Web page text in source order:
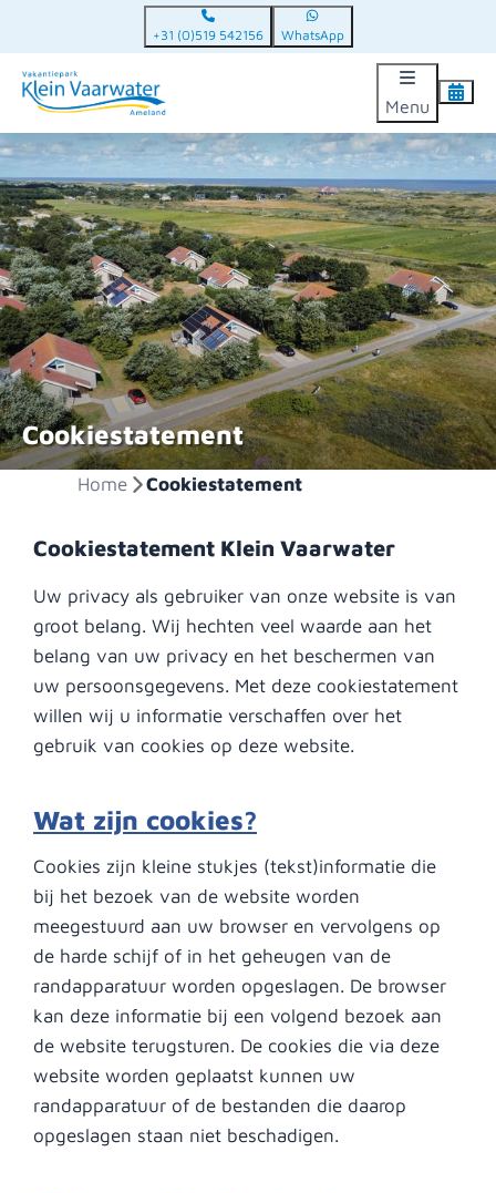
+31 (0)519 542156 WhatsApp
Menu
Cookiestatement
Home Cookiestatement
Cookiestatement Klein Vaarwater
Uw privacy als gebruiker van onze website is van
groot belang. Wij hechten veel waarde aan het
belang van uw privacy en het beschermen van
uw persoonsgegevens. Met deze cookiestatement
willen wij u informatie verschaffen over het
gebruik van cookies op deze website.
Wat zijn cookies?
Cookies zijn kleine stukjes (tekst)informatie die
bij het bezoek van de website worden
meegestuurd aan uw browser en vervolgens op
de harde schijf of in het geheugen van de
randapparatuur worden opgeslagen. De browser
kan deze informatie bij een volgend bezoek aan
de website terugsturen. De cookies die via deze
website worden geplaatst kunnen uw
randapparatuur of de bestanden die daarop
opgeslagen staan niet beschadigen.